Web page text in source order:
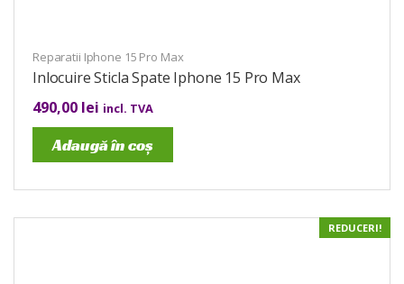
Reparatii Iphone 15 Pro Max
Inlocuire Sticla Spate Iphone 15 Pro Max
490,00 lei incl. TVA
Adaugă în coș
REDUCERI!